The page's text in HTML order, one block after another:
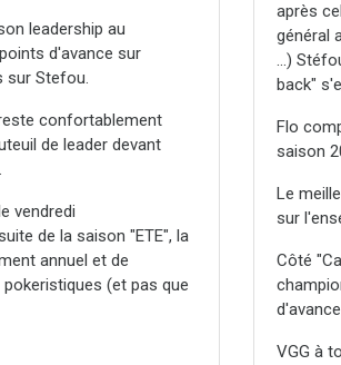
leadership au
d'avance sur
sur Stefou.
confortablement
de leader devant
vendredi
de la saison "ETE", la
annuel et de
(et pas que
après
général
...)
back"
Flo
saison
Le
sur
Côté
VGG à